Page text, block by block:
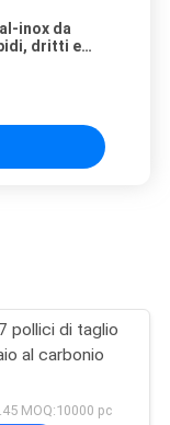
inox da
dritti e
pollici di taglio
al carbonio
MOQ:10000 pc